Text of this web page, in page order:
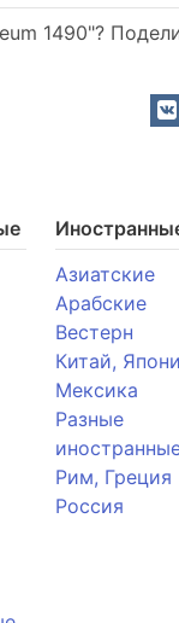
1490"?
Азиатские
Арабские
Вестерн
Китай,
Мексика
Разные
Рим, Греция
Россия